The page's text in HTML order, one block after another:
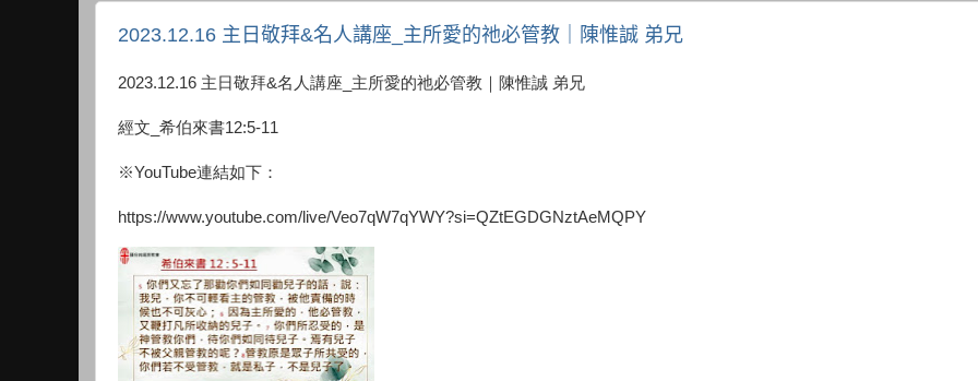
2023.12.16 主日敬拜&名人講座_主所愛的祂必管教｜陳惟誠 弟兄
2023.12.16 主日敬拜&名人講座_主所愛的祂必管教｜陳惟誠 弟兄
經文_希伯來書12:5-11
※YouTube連結如下：
https://www.youtube.com/live/Veo7qW7qYWY?si=QZtEGDGNztAeMQPY